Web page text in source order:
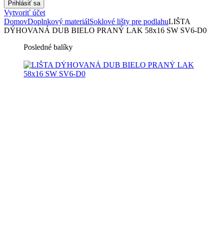
Vytvoriť účet
DomovDoplnkový materiálSoklové lišty pre podlahuLIŠTA
DÝHOVANÁ DUB BIELO PRANÝ LAK 58x16 SW SV6-D0
Posledné balíky